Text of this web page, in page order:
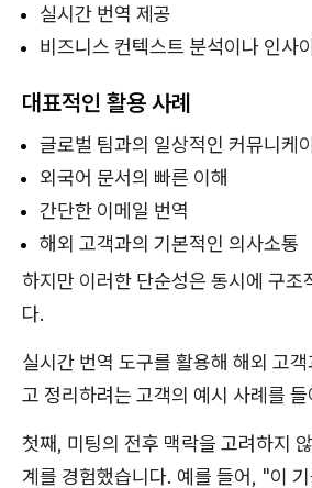
실시간 번역 제공
비즈니스 컨텍스트 분석이나 인사
대표적인 활용 사례
글로벌 팀과의 일상적인 커뮤니케
외국어 문서의 빠른 이해
간단한 이메일 번역
해외 고객과의 기본적인 의사소통
하지만 이러한 단순성은 동시에 구조
다.
실시간 번역 도구를 활용해 해외 고
고 정리하려는 고객의 예시 사례를
첫째, 미팅의 전후 맥락을 고려하지
계를 경험했습니다. 예를 들어, "이